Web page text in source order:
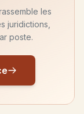
les
juridictions,
poste.